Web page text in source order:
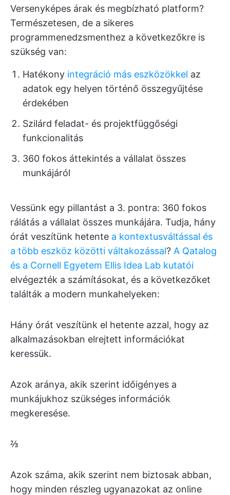
Versenyképes árak és megbízható platform?
Természetesen, de a sikeres
programmenedzsmenthez a következőkre is
szükség van:
Hatékony integráció más eszközökkel az
adatok egy helyen történő összegyűjtése
érdekében
Szilárd feladat- és projektfüggőségi
funkcionalitás
360 fokos áttekintés a vállalat összes
munkájáról
Vessünk egy pillantást a 3. pontra: 360 fokos
rálátás a vállalat összes munkájára. Tudja, hány
órát veszítünk hetente a kontextusváltással és
a több eszköz közötti váltakozással? A Qatalog
és a Cornell Egyetem Ellis Idea Lab kutatói
elvégezték a számításokat, és a következőket
találták a modern munkahelyeken:
Hány órát veszítünk el hetente azzal, hogy az
alkalmazásokban elrejtett információkat
keressük.
Azok aránya, akik szerint időigényes a
munkájukhoz szükséges információk
megkeresése.
⅔
Azok száma, akik szerint nem biztosak abban,
hogy minden részleg ugyanazokat az online